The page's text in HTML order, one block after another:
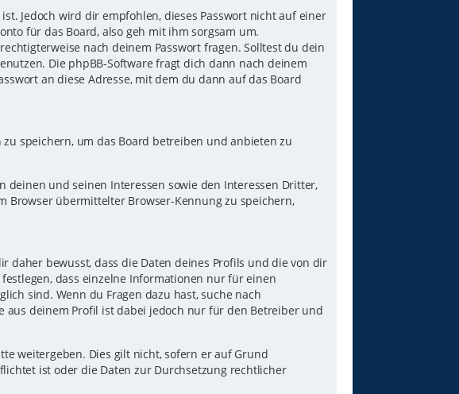
Jedoch wird dir empfohlen, dieses Passwort nicht auf einer
für das Board, also geh mit ihm sorgsam um.
nach deinem Passwort fragen. Solltest du dein
Die phpBB-Software fragt dich dann nach deinem
an diese Adresse, mit dem du dann auf das Board
speichern, um das Board betreiben und anbieten zu
und seinen Interessen sowie den Interessen Dritter,
Browser übermittelter Browser-Kennung zu speichern,
daher bewusst, dass die Daten deines Profils und die von dir
dass einzelne Informationen nur für einen
sind. Wenn du Fragen dazu hast, suche nach
aus deinem Profil ist dabei jedoch nur für den Betreiber und
weitergeben. Dies gilt nicht, sofern er auf Grund
ist oder die Daten zur Durchsetzung rechtlicher